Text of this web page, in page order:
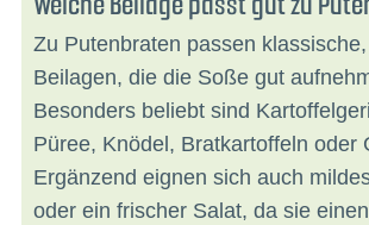
Zu Putenbraten passen
Beilagen, die die Soße gut
Besonders beliebt sind
Püree, Knödel, Bratkartoffeln oder
Ergänzend eignen sich auch
oder ein frischer Salat, da sie